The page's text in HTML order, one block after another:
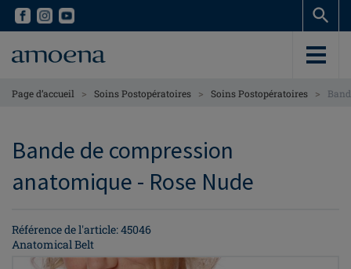
Skip
content
Skip
content
Page d’accueil > Soins Postopératoires > Soins Postopératoires >
Bande de compression
anatomique - Rose Nude
Référence de l'article: 45046
Anatomical Belt